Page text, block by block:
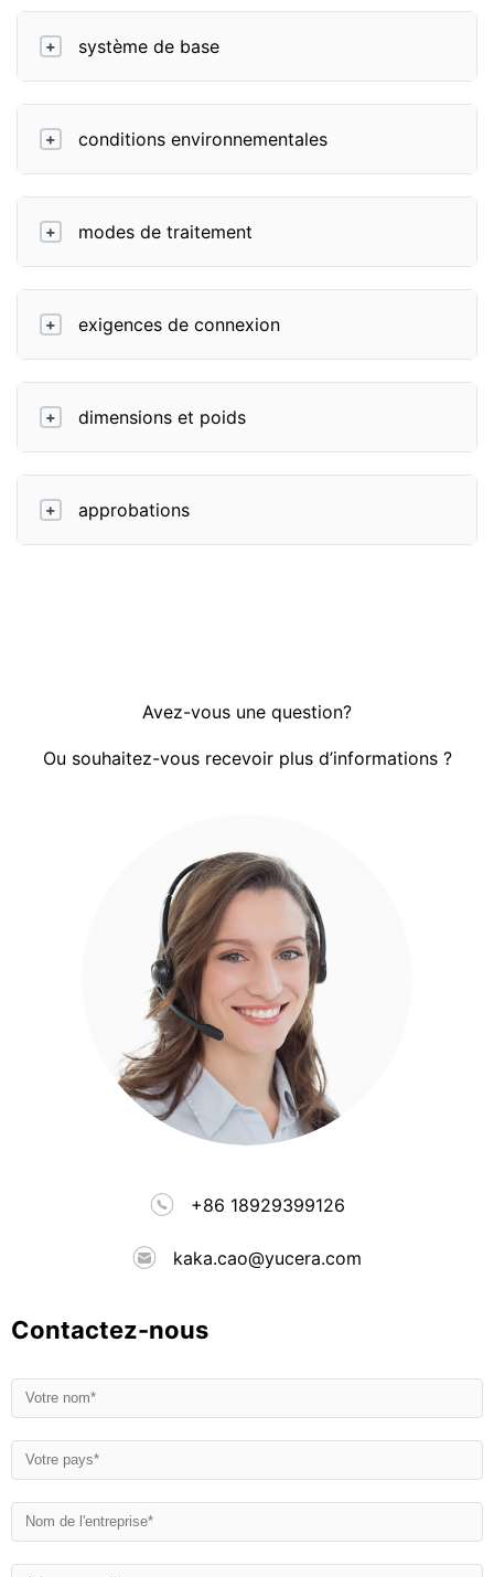
+ système de base
+ conditions environnementales
+ modes de traitement
+ exigences de connexion
+ dimensions et poids
+ approbations
Avez-vous une question?
Ou souhaitez-vous recevoir plus d’informations ?
+86 18929399126
kaka.cao@yucera.com
Contactez-nous